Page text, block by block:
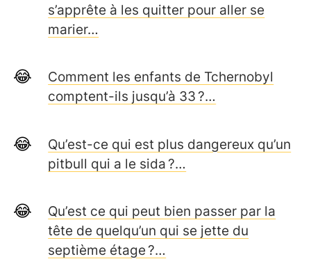
s’apprête à les quitter pour aller se
marier…
Comment les enfants de Tchernobyl
comptent-ils jusqu’à 33 ?…
Qu’est-ce qui est plus dangereux qu’un
pitbull qui a le sida ?…
Qu’est ce qui peut bien passer par la
tête de quelqu’un qui se jette du
septième étage ?…